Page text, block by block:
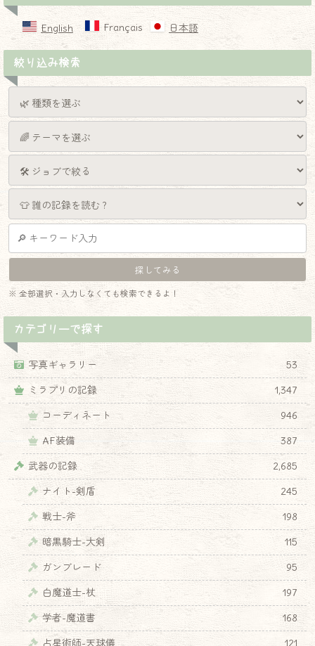
English Français 日本語
絞り込み検索
※ 全部選択・入力しなくても検索できるよ！
カテゴリーで探す
写真ギャラリー
53
ミラプリの記録
1,347
コーディネート
946
AF装備
387
武器の記録
2,685
ナイト-剣盾
245
戦士-斧
198
暗黒騎士-大剣
115
ガンブレード
95
白魔道士-杖
197
学者-魔道書
168
占星術師-天球儀
121